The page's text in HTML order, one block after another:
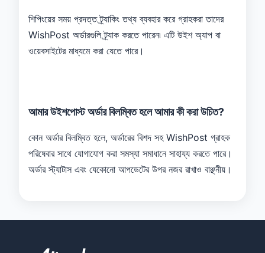
শিপিংয়ের সময় প্রদত্ত ট্র্যাকিং তথ্য ব্যবহার করে গ্রাহকরা তাদের
WishPost অর্ডারগুলি ট্র্যাক করতে পারেন৷ এটি উইশ অ্যাপ বা
ওয়েবসাইটের মাধ্যমে করা যেতে পারে।
আমার উইশপোস্ট অর্ডার বিলম্বিত হলে আমার কী করা উচিত?
কোন অর্ডার বিলম্বিত হলে, অর্ডারের বিশদ সহ WishPost গ্রাহক
পরিষেবার সাথে যোগাযোগ করা সমস্যা সমাধানে সাহায্য করতে পারে।
অর্ডার স্ট্যাটাস এবং যেকোনো আপডেটের উপর নজর রাখাও বাঞ্ছনীয়।